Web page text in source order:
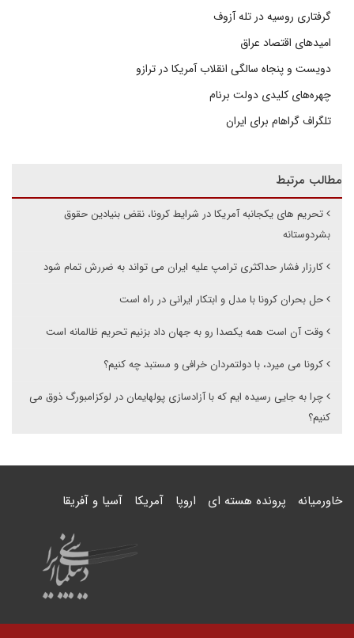
گرفتاری روسیه در تله آزوف
امیدهای اقتصاد عراق
دویست و پنجاه سالگی انقلاب آمریکا در ترازو
چهره‌های کلیدی دولت برنام
تلگراف گراهام برای ایران
مطالب مرتبط
تحریم های یکجانبه آمریکا در شرایط کرونا، نقض بنیادین حقوق
بشردوستانه
کارزار فشار حداکثری ترامپ علیه ایران می تواند به ضررش تمام شود
حل بحران کرونا با مدل و ابتکار ایرانی در راه است
وقت آن است همه یکصدا رو به جهان داد بزنیم تحریم ظالمانه است
کرونا می میرد، با دولتمردان خرافی و مستبد چه کنیم؟
چرا به جایی رسیده ایم که با آزادسازی پولهایمان در لوکزامبورگ ذوق می
کنیم؟
خاورمیانه پرونده هسته ای اروپا آمریکا آسیا و آفریقا